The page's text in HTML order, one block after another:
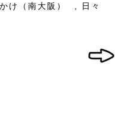
け（南大阪） 日々